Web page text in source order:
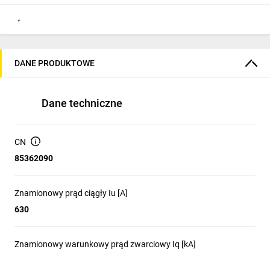
DANE PRODUKTOWE
Dane techniczne
CN
85362090
Znamionowy prąd ciągły Iu [A]
630
Znamionowy warunkowy prąd zwarciowy Iq [kA]